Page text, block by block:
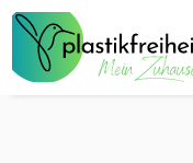
Zum
Inhalt
springen